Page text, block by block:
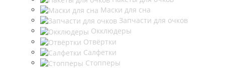
Маски для сна
Запчасти для очков
Окклюдеры
Отвёртки
Салфетки
Стопперы